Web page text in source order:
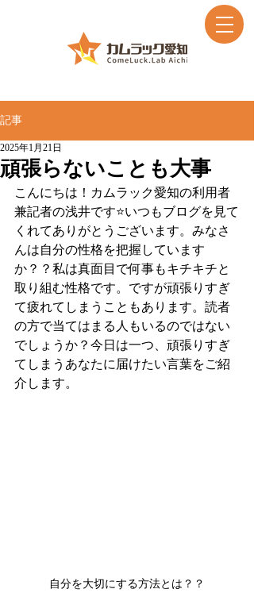
記事
頑張らないことも大事
2025年1月21日
こんにちは！カムラック愛知の利用者
兼記者の浅井です⭐️いつもブログを見て
くれてありがとうございます。みなさ
んは自分の性格を把握しています
か？？私は真面目で何事もキチキチと
取り組む性格です。ですが頑張りすぎ
て疲れてしまうこともあります。読者
の方で当てはまる人もいるのではない
でしょうか？今日は一つ、頑張りすぎ
てしまうあなたに届けたい言葉をご紹
介します。
自分を大切にする方法とは？？